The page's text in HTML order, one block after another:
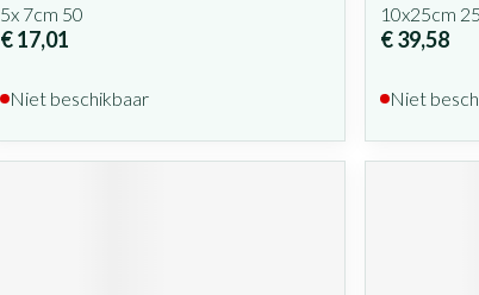
5x 7cm 50
€ 17,01
Niet beschikbaar
10x25cm 25
€ 39,58
Niet